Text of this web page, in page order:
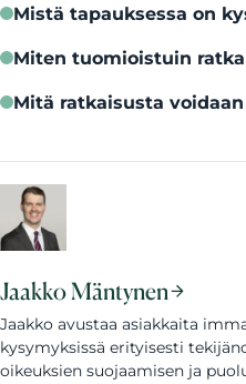
Mistä tapauksessa on
Miten tuomioistuin
Mitä ratkaisusta
Jaakko Mäntynen
Jaakko avustaa asiakkaita
kysymyksissä erityisesti
oikeuksien suojaamisen ja